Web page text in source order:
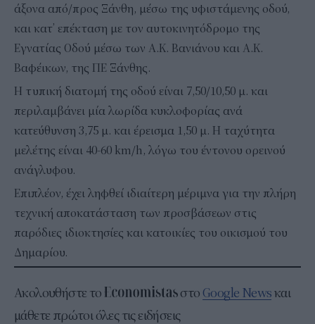
άξονα από/προς Ξάνθη, μέσω της υφιστάμενης οδού,
και κατ’ επέκταση με τον αυτοκινητόδρομο της
Εγνατίας Οδού μέσω των Α.Κ. Βανιάνου και Α.Κ.
Βαφέικων, της ΠΕ Ξάνθης.
Η τυπική διατομή της οδού είναι 7,50/10,50 μ. και
περιλαμβάνει μία λωρίδα κυκλοφορίας ανά
κατεύθυνση 3,75 μ. και έρεισμα 1,50 μ. Η ταχύτητα
μελέτης είναι 40-60 km/h, λόγω του έντονου ορεινού
ανάγλυφου.
Επιπλέον, έχει ληφθεί ιδιαίτερη μέριμνα για την πλήρη
τεχνική αποκατάσταση των προσβάσεων στις
παρόδιες ιδιοκτησίες και κατοικίες του οικισμού του
Δημαρίου.
Ακολουθήστε το στο Google Newsκαι
μάθετε πρώτοι όλες τις ειδήσεις